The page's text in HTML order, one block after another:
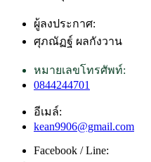
ผู้ลงประกาศ:
ศุภณัฏฐ์ ผลกังวาน
หมายเลขโทรศัพท์:
0844244701
อีเมล์:
kean9906@gmail.com
Facebook / Line: